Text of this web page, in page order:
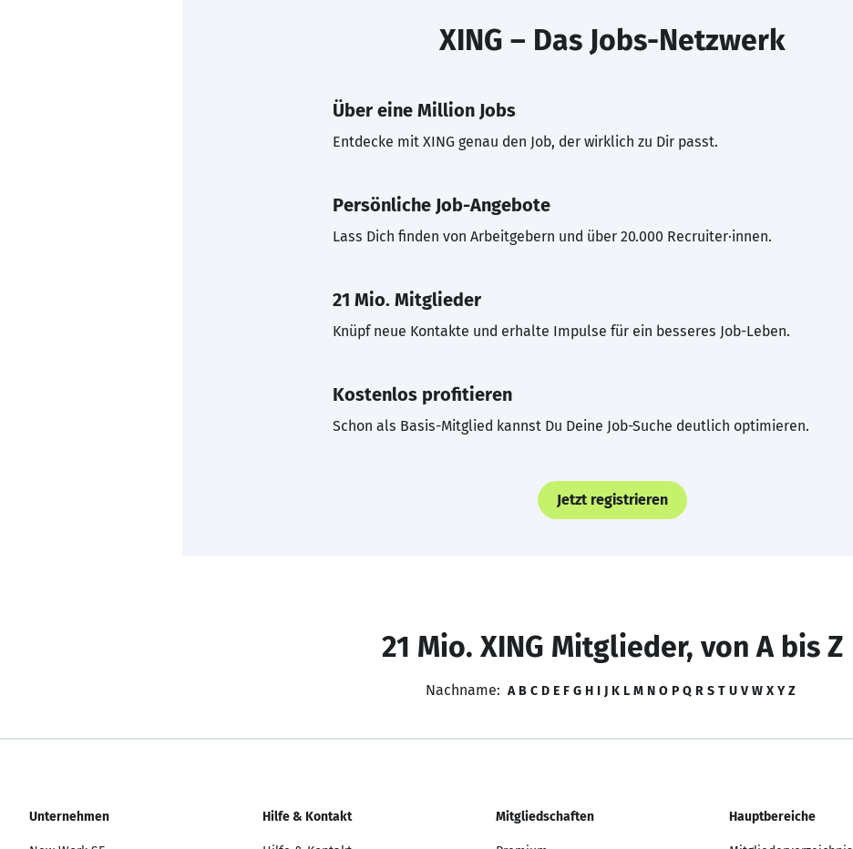
XING – Das Jobs-Netzwerk
Über eine Million Jobs
Entdecke mit XING genau den Job, der wirklich zu Dir passt.
Persönliche Job-Angebote
Lass Dich finden von Arbeitgebern und über 20.000 Recruiter·innen.
21 Mio. Mitglieder
Knüpf neue Kontakte und erhalte Impulse für ein besseres Job-Leben.
Kostenlos profitieren
Schon als Basis-Mitglied kannst Du Deine Job-Suche deutlich optimieren.
Jetzt registrieren
21 Mio. XING Mitglieder, von A bis Z
Nachname: A B C D E F G H I J K L M N O P Q R S T U V W X Y Z
Unternehmen Hilfe & Kontakt Mitgliedschaften Hauptbereiche